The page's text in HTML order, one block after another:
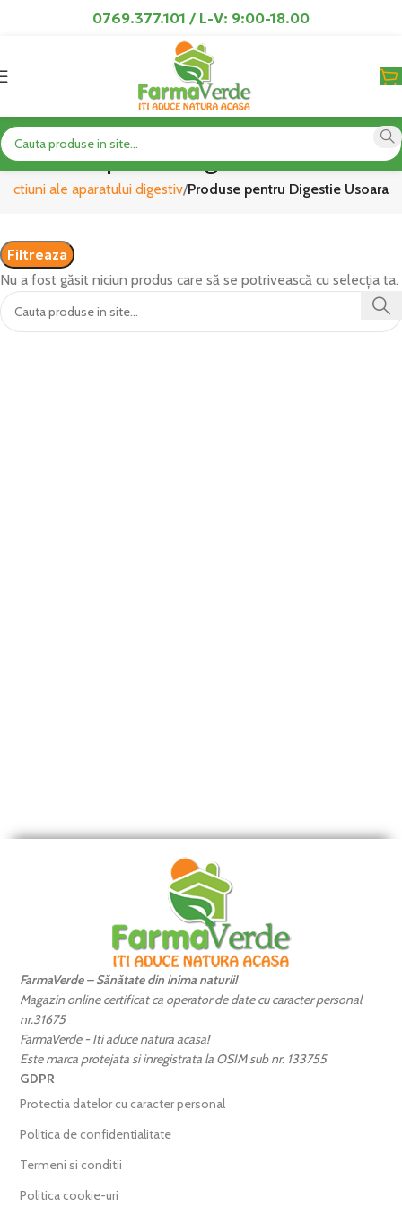
0769.377.101 / L-V: 9:00-18.00
Produse pentru Digestie Usoara
ale aparatului digestiv Produse pentru Digestie Usoara
Filtreaza
Nu a fost găsit niciun produs care să se potrivească cu selecția ta.
FarmaVerde – Sănătate din inima naturii!
Magazin online certificat ca operator de date cu caracter personal
nr.31675
FarmaVerde - Iti aduce natura acasa!
Este marca protejata si inregistrata la OSIM sub nr. 133755
GDPR
Protectia datelor cu caracter personal
Politica de confidentialitate
Termeni si conditii
Politica cookie-uri